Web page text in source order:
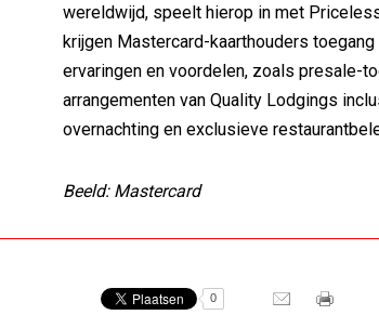
wereldwijd, speelt hierop in met
krijgen Mastercard-kaarthouders
ervaringen en voordelen, zoals presale-
arrangementen van Quality Lodgings
overnachting en exclusieve
Beeld: Mastercard
0